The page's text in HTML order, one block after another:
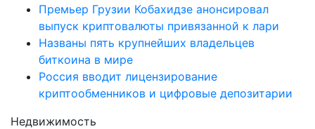
Премьер Грузии Кобахидзе анонсировал
выпуск криптовалюты привязанной к лари
Названы пять крупнейших владельцев
биткоина в мире
Россия вводит лицензирование
криптообменников и цифровые депозитарии
Недвижимость